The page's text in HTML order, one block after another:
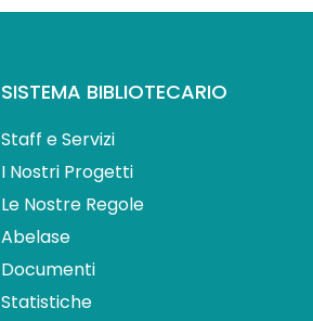
SISTEMA BIBLIOTECARIO
Staff e Servizi
I Nostri Progetti
Le Nostre Regole
Abelase
Documenti
Statistiche